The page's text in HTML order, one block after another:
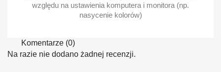
względu na ustawienia komputera i monitora (np.
nasycenie kolorów)
Komentarze (0)
Na razie nie dodano żadnej recenzji.